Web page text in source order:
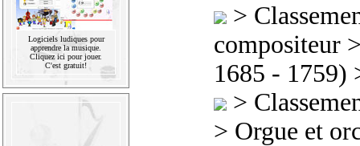
Logiciels ludiques pour
apprendre la musique.
Cliquez ici pour jouer.
C'est gratuit!
>
compositeur
1685 - 1759)
>
> Orgue et